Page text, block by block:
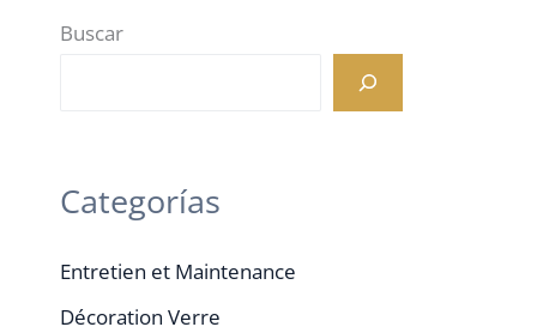
Buscar
Categorías
Entretien et Maintenance
Décoration Verre